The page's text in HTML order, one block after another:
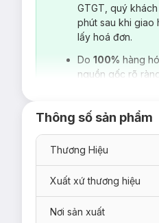
GTGT, quý
phút sau khi giao
lấy hoá đơn.
Do 100% hàng
nguồn gốc rõ
Thông số sản phẩm
Thương Hiệu
Xuất xứ thương hiệu
Nơi sản xuất